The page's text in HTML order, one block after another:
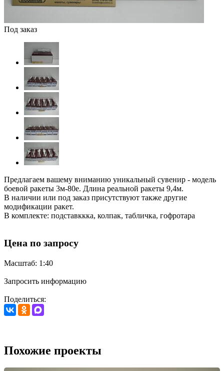
Под заказ
Предлагаем вашему вниманию уникальный сувенир - модель
боевой ракеты 3м-80е. Длина реальной ракеты 9,4м.
В наличии или под заказ присутствуют также другие
модификации ракет.
В комплекте: подставккка, колпак, табличка, гофротара
Цена по запросу
Масштаб: 1:40
Запросить информацию
Поделиться:
Похожие проекты